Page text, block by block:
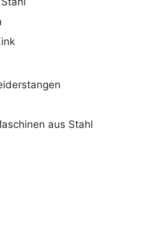
aus Stahl